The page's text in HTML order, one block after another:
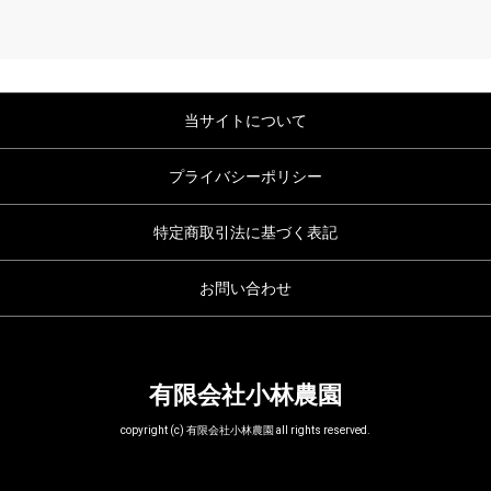
当サイトについて
プライバシーポリシー
特定商取引法に基づく表記
お問い合わせ
有限会社小林農園
copyright (c) 有限会社小林農園 all rights reserved.